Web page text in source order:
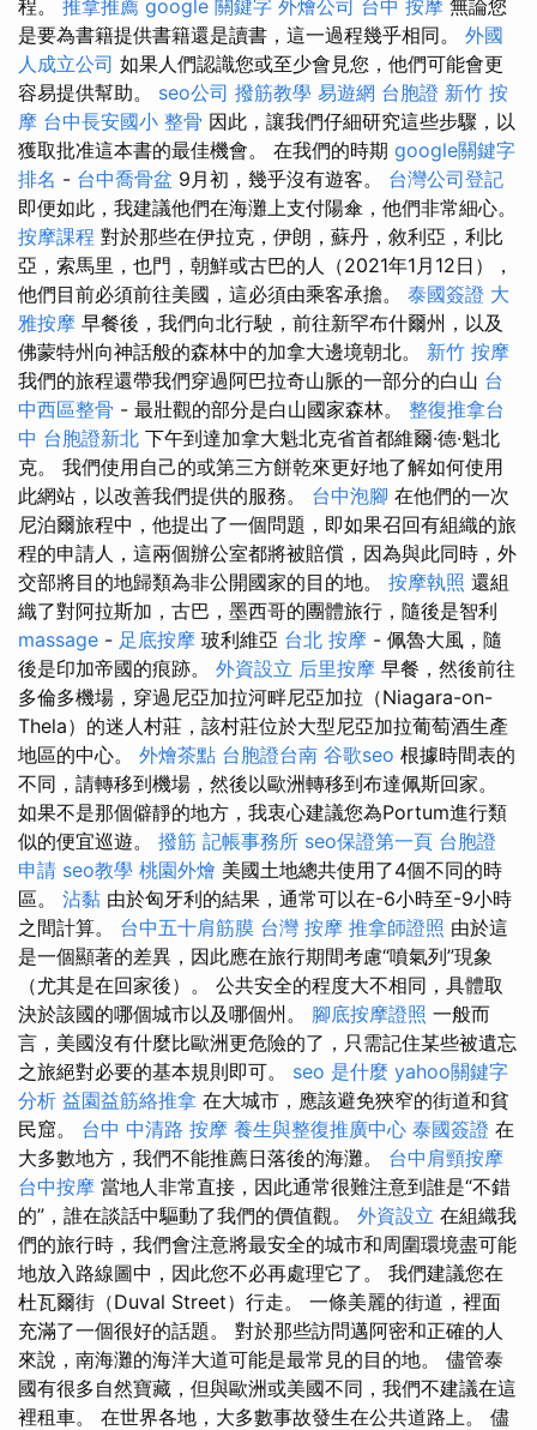
程。 推拿推薦 google 關鍵字 外燴公司 台中 按摩 無論您
是要為書籍提供書籍還是讀書，這一過程幾乎相同。 外國
人成立公司 如果人們認識您或至少會見您，他們可能會更
容易提供幫助。 seo公司 撥筋教學 易遊網 台胞證 新竹 按
摩 台中長安國小 整骨 因此，讓我們仔細研究這些步驟，以
獲取批准這本書的最佳機會。 在我們的時期 google關鍵字
排名 - 台中喬骨盆 9月初，幾乎沒有遊客。 台灣公司登記
即便如此，我建議他們在海灘上支付陽傘，他們非常細心。
按摩課程 對於那些在伊拉克，伊朗，蘇丹，敘利亞，利比
亞，索馬里，也門，朝鮮或古巴的人（2021年1月12日），
他們目前必須前往美國，這必須由乘客承擔。 泰國簽證 大
雅按摩 早餐後，我們向北行駛，前往新罕布什爾州，以及
佛蒙特州向神話般的森林中的加拿大邊境朝北。 新竹 按摩
我們的旅程還帶我們穿過阿巴拉奇山脈的一部分的白山 台
中西區整骨 - 最壯觀的部分是白山國家森林。 整復推拿台
中 台胞證新北 下午到達加拿大魁北克省首都維爾·德·魁北
克。 我們使用自己的或第三方餅乾來更好地了解如何使用
此網站，以改善我們提供的服務。 台中泡腳 在他們的一次
尼泊爾旅程中，他提出了一個問題，即如果召回有組織的旅
程的申請人，這兩個辦公室都將被賠償，因為與此同時，外
交部將目的地歸類為非公開國家的目的地。 按摩執照 還組
織了對阿拉斯加，古巴，墨西哥的團體旅行，隨後是智利
massage - 足底按摩 玻利維亞 台北 按摩 - 佩魯大風，隨
後是印加帝國的痕跡。 外資設立 后里按摩 早餐，然後前往
多倫多機場，穿過尼亞加拉河畔尼亞加拉（Niagara-on-
Thela）的迷人村莊，該村莊位於大型尼亞加拉葡萄酒生產
地區的中心。 外燴茶點 台胞證台南 谷歌seo 根據時間表的
不同，請轉移到機場，然後以歐洲轉移到布達佩斯回家。
如果不是那個僻靜的地方，我衷心建議您為Portum進行類
似的便宜巡遊。 撥筋 記帳事務所 seo保證第一頁 台胞證
申請 seo教學 桃園外燴 美國土地總共使用了4個不同的時
區。 沾黏 由於匈牙利的結果，通常可以在-6小時至-9小時
之間計算。 台中五十肩筋膜 台灣 按摩 推拿師證照 由於這
是一個顯著的差異，因此應在旅行期間考慮“噴氣列”現象
（尤其是在回家後）。 公共安全的程度大不相同，具體取
決於該國的哪個城市以及哪個州。 腳底按摩證照 一般而
言，美國沒有什麼比歐洲更危險的了，只需記住某些被遺忘
之旅絕對必要的基本規則即可。 seo 是什麼 yahoo關鍵字
分析 益園益筋絡推拿 在大城市，應該避免狹窄的街道和貧
民窟。 台中 中清路 按摩 養生與整復推廣中心 泰國簽證 在
大多數地方，我們不能推薦日落後的海灘。 台中肩頸按摩
台中按摩 當地人非常直接，因此通常很難注意到誰是“不錯
的”，誰在談話中驅動了我們的價值觀。 外資設立 在組織我
們的旅行時，我們會注意將最安全的城市和周圍環境盡可能
地放入路線圖中，因此您不必再處理它了。 我們建議您在
杜瓦爾街（Duval Street）行走。 一條美麗的街道，裡面
充滿了一個很好的話題。 對於那些訪問邁阿密和正確的人
來說，南海灘的海洋大道可能是最常見的目的地。 儘管泰
國有很多自然寶藏，但與歐洲或美國不同，我們不建議在這
裡租車。 在世界各地，大多數事故發生在公共道路上。 儘